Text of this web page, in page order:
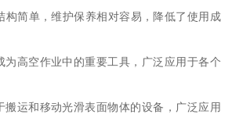
构简单，维护保养相对容易，降低了使用成
为高空作业中的重要工具，广泛应用于各个
搬运和移动光滑表面物体的设备，广泛应用